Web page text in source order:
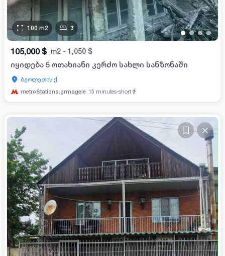
••••
100 m2 3
105,000 $ m2 - 1,050 $
იყიდება 5 ოთახიანი კერძო სახლი სანზონაში
ბჟოლეთის ქ.
metroStations.grmagele 15 minutes-short